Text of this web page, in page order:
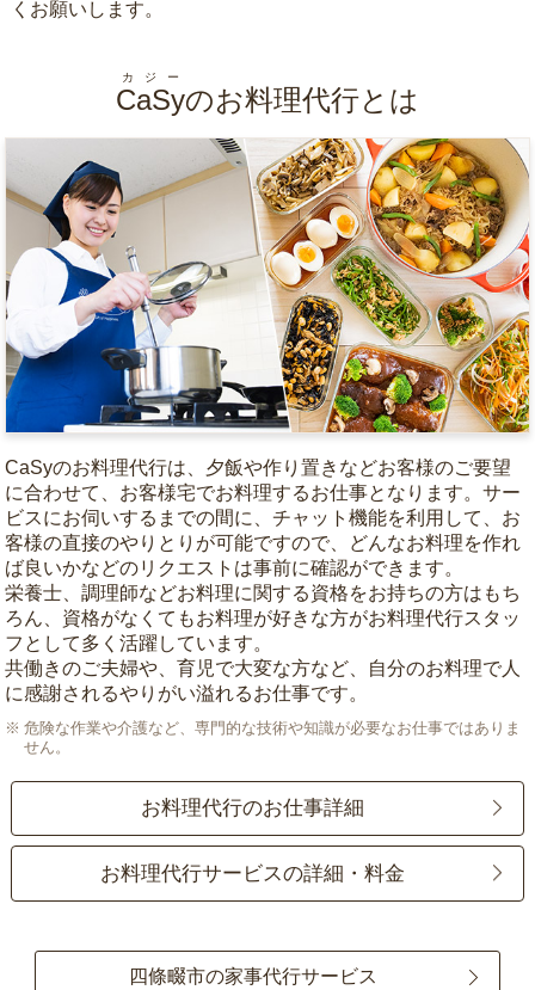
くお願いします。
CaSy
カジー
のお料理代行とは
CaSyのお料理代行は、夕飯や作り置きなどお客様のご要望
に合わせて、お客様宅でお料理するお仕事となります。サー
ビスにお伺いするまでの間に、チャット機能を利用して、お
客様の直接のやりとりが可能ですので、どんなお料理を作れ
ば良いかなどのリクエストは事前に確認ができます。
栄養士、調理師などお料理に関する資格をお持ちの方はもち
ろん、資格がなくてもお料理が好きな方がお料理代行スタッ
フとして多く活躍しています。
共働きのご夫婦や、育児で大変な方など、自分のお料理で人
に感謝されるやりがい溢れるお仕事です。
危険な作業や介護など、専門的な技術や知識が必要なお仕事ではありま
せん。
お料理代行のお仕事詳細
お料理代行サービスの詳細・料金
四條畷市の家事代行サービス